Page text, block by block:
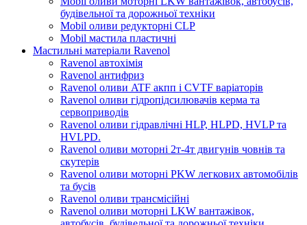
будівельної та дорожньої техніки
Mobil оливи редукторні CLP
Mobil мастила пластичні
Мастильні матеріали Ravenol
Ravenol автохімія
Ravenol антифриз
Ravenol оливи ATF акпп і CVTF варіаторів
Ravenol оливи гідропідсилювачів керма та
сервоприводів
Ravenol оливи гідравлічні HLP, HLPD, HVLP та
HVLPD.
Ravenol оливи моторні 2т-4т двигунів човнів та
скутерів
Ravenol оливи моторні PKW легкових автомобілів
та бусів
Ravenol оливи трансмісійні
Ravenol оливи моторні LKW вантажівок,